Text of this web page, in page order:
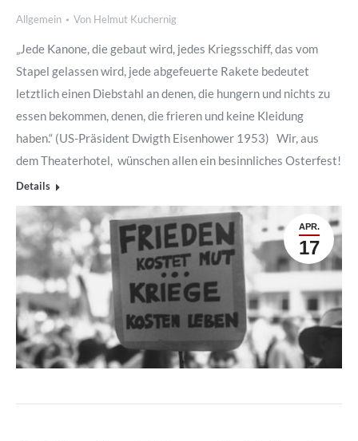
Allgemein Von Helmut Kuchernig
„Jede Kanone, die gebaut wird, jedes Kriegsschiff, das vom
Stapel gelassen wird, jede abgefeuerte Rakete bedeutet
letztlich einen Diebstahl an denen, die hungern und nichts zu
essen bekommen, denen, die frieren und keine Kleidung
haben.“ (US-Präsident Dwigth Eisenhower 1953) Wir, aus
dem Theaterhotel, wünschen allen ein besinnliches Osterfest!
Details
APR.
17